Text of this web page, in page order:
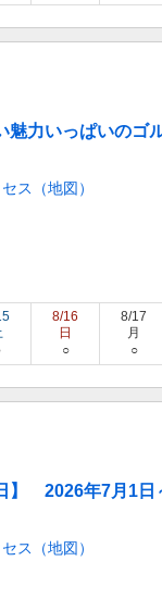
魅力いっぱいのゴ
ス（地図）
8/16
日
○
8/17
月
○
】 2026年7月1日
ス（地図）